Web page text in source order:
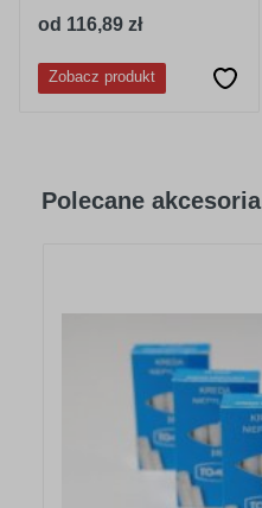
od 116,89 zł
Zobacz produkt
Polecane akcesoria